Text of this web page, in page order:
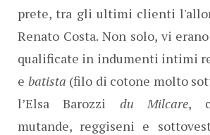
prete, tra gli ultimi clienti
Renato Costa. Non solo, vi
qualificate in indumenti intimi
e batista (filo di cotone molto
l’Elsa Barozzi du Milcare,
mutande, reggiseni e